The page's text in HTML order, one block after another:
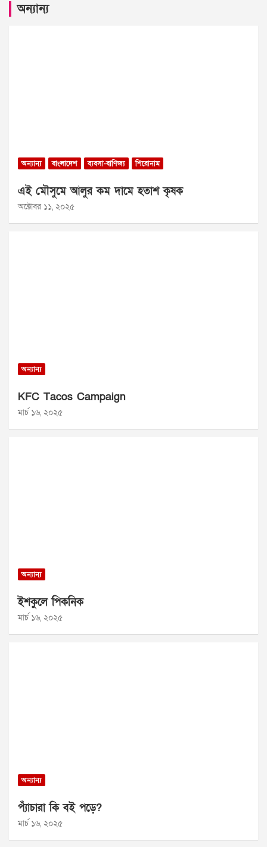
অন্যান্য
অন্যান্য বাংলাদেশ ব্যবসা-বাণিজ্য শিরোনাম
এই মৌসুমে আলুর কম দামে হতাশ কৃষক
অক্টোবর ১১, ২০২৫
অন্যান্য
KFC Tacos Campaign
মার্চ ১৬, ২০২৫
অন্যান্য
ইশকুলে পিকনিক
মার্চ ১৬, ২০২৫
অন্যান্য
প্যাঁচারা কি বই পড়ে?
মার্চ ১৬, ২০২৫